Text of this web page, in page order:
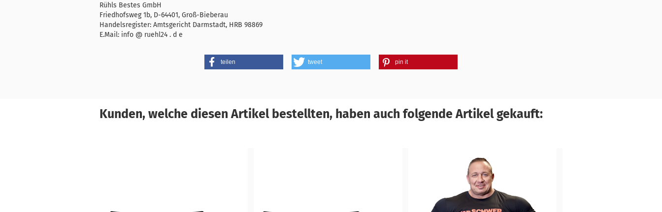
Rühls Bestes GmbH
Friedhofsweg 1b, D-64401, Groß-Bieberau
Handelsregister: Amtsgericht Darmstadt, HRB 98869
E.Mail: info @ ruehl24 . d e
teilen tweet pin it
Kunden, welche diesen Artikel bestellten, haben auch folgende Artikel gekauft: